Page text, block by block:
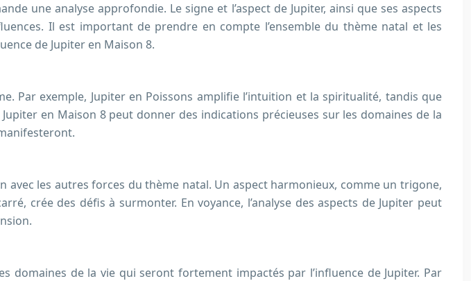
une analyse approfondie. Le signe et l’aspect de Jupiter, ainsi que ses aspects
Il est important de prendre en compte l’ensemble du thème natal et les
de Jupiter en Maison 8.
Par exemple, Jupiter en Poissons amplifie l’intuition et la spiritualité, tandis que
en Maison 8 peut donner des indications précieuses sur les domaines de la
avec les autres forces du thème natal. Un aspect harmonieux, comme un trigone,
crée des défis à surmonter. En voyance, l’analyse des aspects de Jupiter peut
de la vie qui seront fortement impactés par l’influence de Jupiter. Par